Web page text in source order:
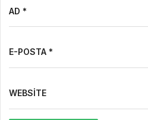
AD *
E-POSTA *
WEBSITE